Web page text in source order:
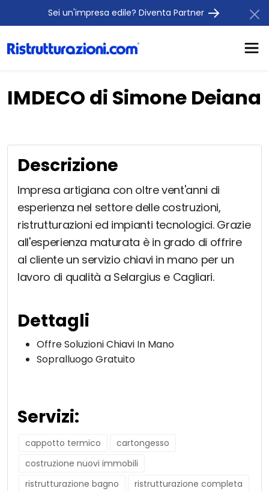
Sei un'impresa edile? Diventa Partner
IMDECO di Simone Deiana
Descrizione
Impresa artigiana con oltre vent'anni di
esperienza nel settore delle costruzioni,
ristrutturazioni ed impianti tecnologici. Grazie
all'esperienza maturata è in grado di offrire
al cliente un servizio chiavi in mano per un
lavoro di qualità a Selargius e Cagliari.
Dettagli
Offre Soluzioni Chiavi In Mano
Sopralluogo Gratuito
Servizi:
cappotto termico
cartongesso
costruzione nuovi immobili
ristrutturazione bagno
ristrutturazione completa